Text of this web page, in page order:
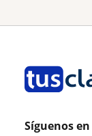
Síguenos en